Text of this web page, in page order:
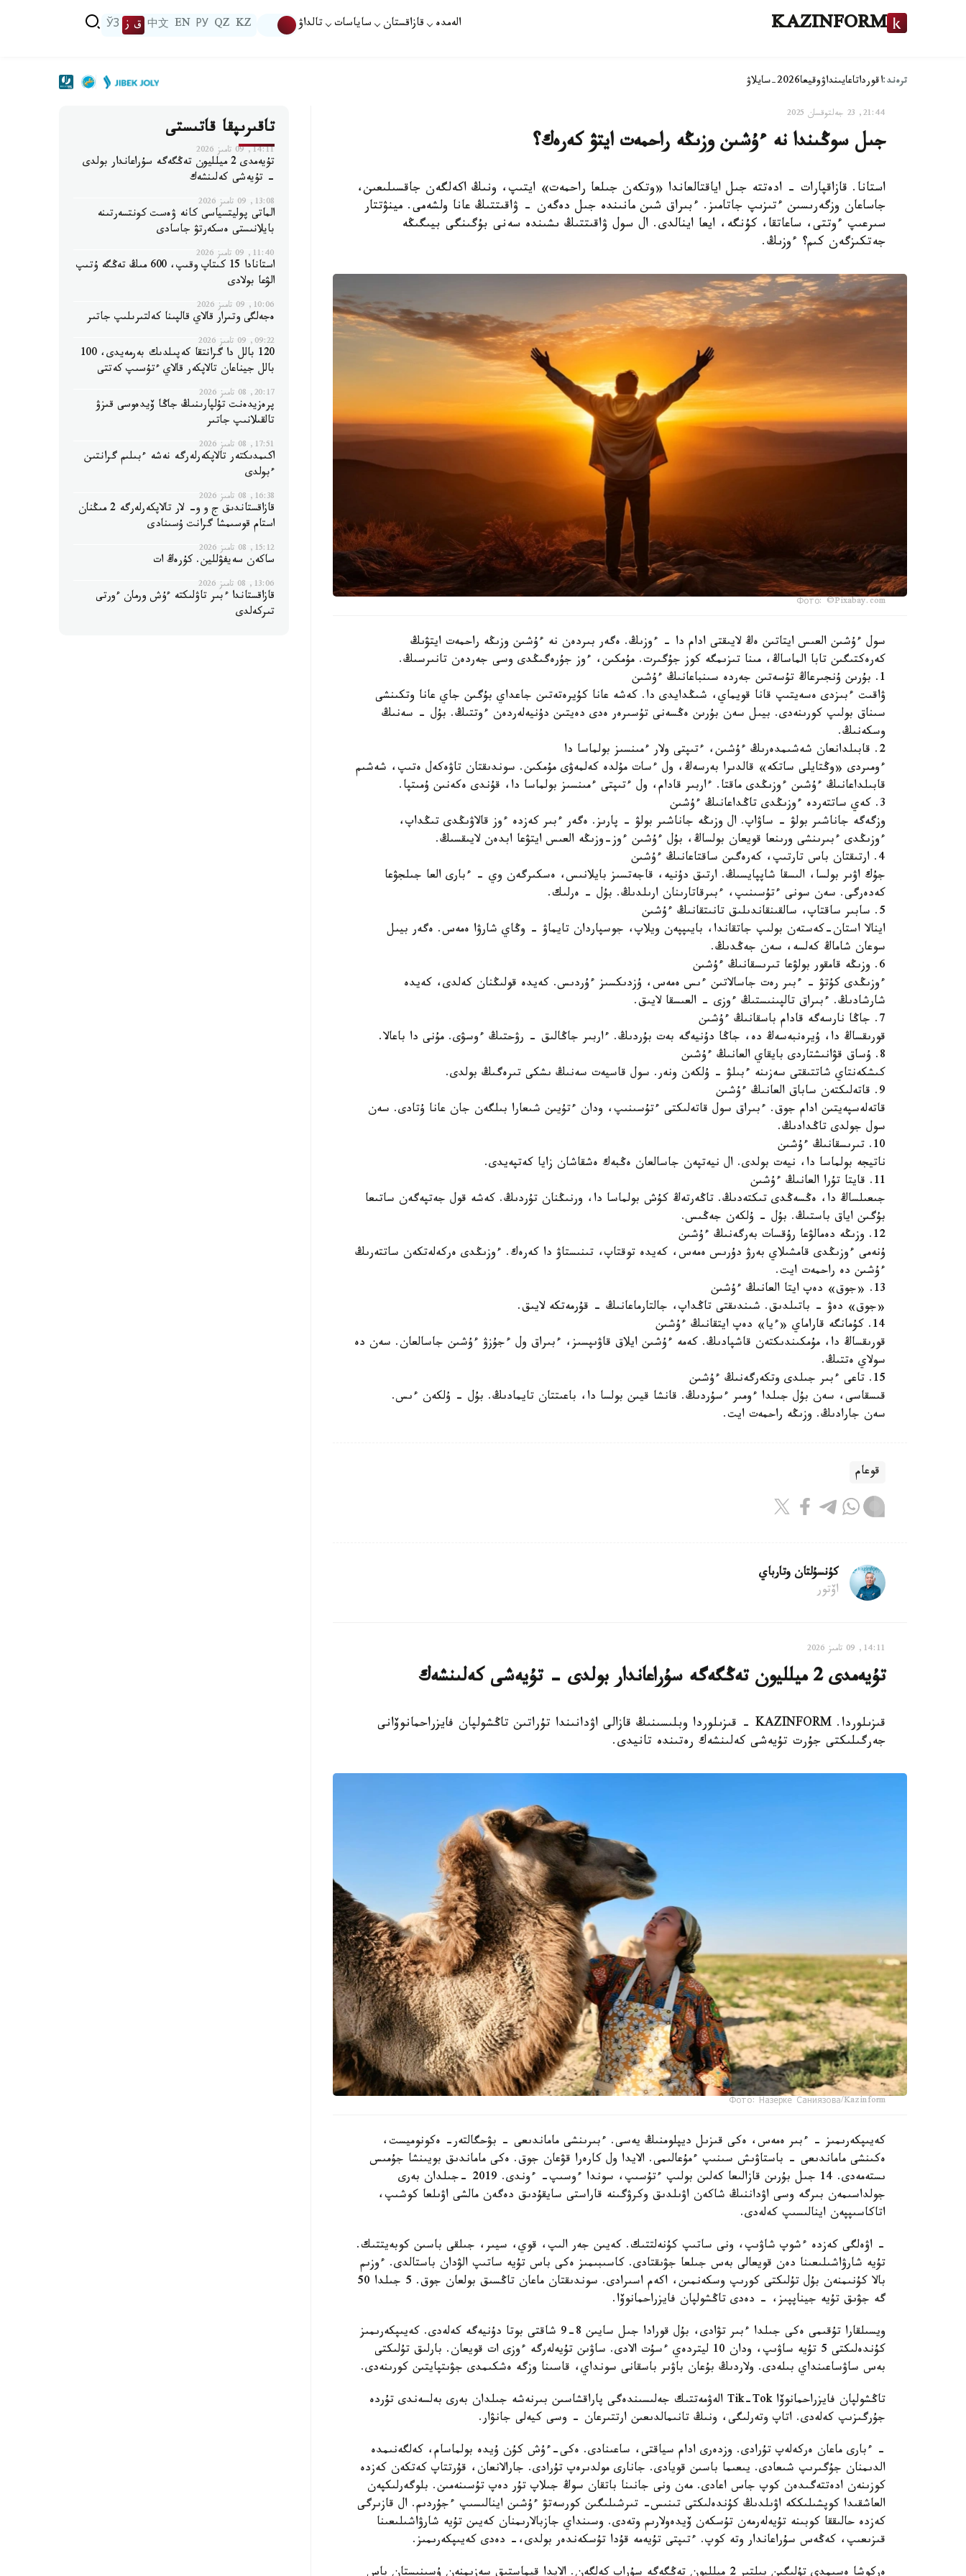
KAZINFORM الەمدە قازاقستان ساياسات تالداۋ KZ
QZ
РУ
EN
中文 ق ز ЎЗ
ترەند:اقورداتاعايىنداۋوقيعا2026-سايلاۋ
21:44, 23 جەلتوقسان 2025
جىل سوڭىندا نە ءۇشىن وزىڭە راحمەت ايتۋ كەرەك؟
استانا. قازاقپارات - ادەتتە جىل اياقتالعاندا «وتكەن جىلعا راحمەت» ايتىپ، ونىڭ اكەلگەن جاقسىلىعىن،
جاساعان وزگەرىسىن ءتىزىپ جاتامىز. ءبىراق شىن مانىندە جىل دەگەن - ۋاقىتتىڭ عانا ولشەمى. مينۋتتار
سىرعىپ ءوتتى، ساعاتقا، كۇنگە، ايعا اينالدى. ال سول ۋاقىتتىڭ ىشىندە سەنى بۇگىنگى بيىگىڭە
جەتكىزگەن كىم؟ ءوزىڭ.
Фото: ©Pixabay.com
سول ءۇشىن العىس ايتاتىن ەڭ لايىقتى ادام دا - ءوزىڭ. ەگەر بىردەن نە ءۇشىن وزىڭە راحمەت ايتۋىڭ
كەرەكتىگىن تابا الماساڭ، مىنا تىزىمگە كوز جۇگىرت. مۇمكىن، ءوز جۇرەگىڭدى وسى جەردەن تانىرسىڭ.
1. بۇرىن ۇنجىرعاڭ تۇسەتىن جەردە سىنباعانىڭ ءۇشىن
ۋاقىت ءبىزدى ەسەيتىپ قانا قويماي، شىڭدايدى دا. كەشە عانا كۇيرەتەتىن جاعداي بۇگىن جاي عانا وتكىنشى
سىناق بولىپ كورىنەدى. بيىل سەن بۇرىن ەڭسەنى تۇسىرەر ەدى دەيتىن دۇنيەلەردەن ءوتتىڭ. بۇل - سەنىڭ
وسكەنىڭ.
2. قابىلدانعان شەشىمدەرىڭ ءۇشىن، ءتىپتى ولار ءمىنسىز بولماسا دا
ءومىردى «وڭتايلى ساتكە» قالدىرا بەرسەڭ، ول ءسات مۇلدە كەلمەۋى مۇمكىن. سوندىقتان تاۋەكەل ەتىپ، شەشىم
قابىلداعانىڭ ءۇشىن ءوزىڭدى ماقتا. ءاربىر قادام، ول ءتىپتى ءمىنسىز بولماسا دا، قۇندى ەكەنىن ۇمىتپا.
3. كەي ساتتەردە ءوزىڭدى تاڭداعانىڭ ءۇشىن
وزگەگە جاناشىر بولۋ - ساۋاپ. ال وزىڭە جاناشىر بولۋ - پارىز. ەگەر ءبىر كەزدە ءوز قالاۋىڭدى تىڭداپ،
ءوزىڭدى ءبىرىنشى ورىنعا قويعان بولساڭ، بۇل ءۇشىن ءوز-وزىڭە العىس ايتۋعا ابدەن لايىقسىڭ.
4. ارتىقتان باس تارتىپ، كەرەگىن ساقتاعانىڭ ءۇشىن
جۇك اۋىر بولسا، الىسقا شاپپايسىڭ. ارتىق دۇنيە، قاجەتسىز بايلانىس، ەسكىرگەن وي - ءبارى العا جىلجۋعا
كەدەرگى. سەن سونى ءتۇسىنىپ، ءبىرقاتارىنان ارىلدىڭ. بۇل - ەرلىك.
5. سابىر ساقتاپ، سالقىنقاندىلىق تانىتقانىڭ ءۇشىن
اينالا استان-كەستەن بولىپ جاتقاندا، بايىپپەن ويلاپ، جوسپاردان تايماۋ - وڭاي شارۋا ەمەس. ەگەر بيىل
سوعان شاماڭ كەلسە، سەن جەڭدىڭ.
6. وزىڭە قامقور بولۋعا تىرىسقانىڭ ءۇشىن
ءوزىڭدى كۇتۋ - ءبىر رەت جاسالاتىن ءىس ەمەس، ۇزدىكسىز ءۇردىس. كەيدە قولىڭنان كەلدى، كەيدە
شارشادىڭ. ءبىراق تالپىنىستىڭ ءوزى - العىسقا لايىق.
7. جاڭا نارسەگە قادام باسقانىڭ ءۇشىن
قورىقساڭ دا، ۇيرەنبەسەڭ دە، جاڭا دۇنيەگە بەت بۇردىڭ. ءاربىر جاڭالىق - رۋحتىڭ ءوسۋى. مۇنى دا باعالا.
8. ۇساق قۋانىشتاردى بايقاي العانىڭ ءۇشىن
كىشكەنتاي شاتتىقتى سەزىنە ءبىلۋ - ۇلكەن ونەر. سول قاسيەت سەنىڭ ىشكى تىرەگىڭ بولدى.
9. قاتەلىكتەن ساباق العانىڭ ءۇشىن
قاتەلەسپەيتىن ادام جوق. ءبىراق سول قاتەلىكتى ءتۇسىنىپ، ودان ءتۇيىن شىعارا بىلگەن جان عانا ۇتادى. سەن
سول جولدى تاڭدادىڭ.
10. تىرىسقانىڭ ءۇشىن
ناتيجە بولماسا دا، نيەت بولدى. ال نيەتپەن جاسالعان ەڭبەك ەشقاشان زايا كەتپەيدى.
11. قايتا تۇرا العانىڭ ءۇشىن
جىعىلساڭ دا، ەڭسەڭدى تىكتەدىڭ. تاڭەرتەڭ كۇش بولماسا دا، ورنىڭنان تۇردىڭ. كەشە قول جەتپەگەن ساتىعا
بۇگىن اياق باستىڭ. بۇل - ۇلكەن جەڭىس.
12. وزىڭە دەمالۋعا رۇقسات بەرگەنىڭ ءۇشىن
ۇنەمى ءوزىڭدى قامشىلاي بەرۋ دۇرىس ەمەس، كەيدە توقتاپ، تىنىستاۋ دا كەرەك. ءوزىڭدى ەركەلەتكەن ساتتەرىڭ
ءۇشىن دە راحمەت ايت.
13. «جوق» دەپ ايتا العانىڭ ءۇشىن
«جوق» دەۋ - باتىلدىق. شىندىقتى تاڭداپ، جالتارماعانىڭ - قۇرمەتكە لايىق.
14. كۇمانگە قاراماي «ءيا» دەپ ايتقانىڭ ءۇشىن
قورىقساڭ دا، مۇمكىندىكتەن قاشپادىڭ. كەمە ءۇشىن ايلاق قاۋىپسىز، ءبىراق ول ءجۇزۋ ءۇشىن جاسالعان. سەن دە
سولاي ەتتىڭ.
15. تاعى ءبىر جىلدى وتكەرگەنىڭ ءۇشىن
قىسقاسى، سەن بۇل جىلدا ءومىر ءسۇردىڭ. قانشا قيىن بولسا دا، باعىتتان تايمادىڭ. بۇل - ۇلكەن ءىس.
سەن جارادىڭ. وزىڭە راحمەت ايت.
قوعام
كۇنسۇلتان وتارباي
اۆتور
14:11, 09 تامىز 2026
تۇيەمدى 2 ميلليون تەڭگەگە سۇراعاندار بولدى - تۇيەشى كەلىنشەك
قىزىلوردا. KAZINFORM - قىزىلوردا وبلىسىنىڭ قازالى اۋدانىندا تۇراتىن تاڭشولپان فايزراحمانوۆانى
جەرگىلىكتى جۇرت تۇيەشى كەلىنشەك رەتىندە تانيدى.
Фото: Назерке Саниязова/Kazinform
كەيىپكەرىمىز - ءبىر ەمەس، ەكى قىزىل ديپلومنىڭ يەسى. ءبىرىنشى ماماندىعى - بۋحگالتەر- ەكونوميست،
ەكىنشى ماماندىعى - باستاۋىش سىنىپ ءمۇعالىمى. الايدا ول كارەرا قۋعان جوق. ەكى ماماندىق بويىنشا جۇمىس
ىستەمەدى. 14 جىل بۇرىن قازالىعا كەلىن بولىپ ءتۇسىپ، سوندا ءوسىپ- ءوندى. 2019 -جىلدان بەرى
جولداسىمەن بىرگە وسى اۋداننىڭ شاكەن اۋىلدىق وكرۋگىنە قاراستى سايقۇدىق دەگەن مالشى اۋىلعا كوشىپ،
اتاكاسىپپەن اينالىسىپ كەلەدى.
- اۋەلگى كەزدە ءشوپ شاۋىپ، ونى ساتىپ كۇنەلتتىك. كەيىن جەر الىپ، قوي، سيىر، جىلقى باسىن كوبەيتتىك.
تۇيە شارۋاشىلىعىنا دەن قويعالى بەس جىلعا جۋىقتادى. كاسىبىمىز ەكى باس تۇيە ساتىپ الۋدان باستالدى. ءوزىم
بالا كۇنىمنەن بۇل تۇلىكتى كورىپ وسكەنمىن، اكەم اسىرادى. سوندىقتان ماعان تاڭسىق بولعان جوق. 5 جىلدا 50
گە جۋىق تۇيە جيناپپىز، - دەدى تاڭشولپان فايزراحمانوۆا.
ويسىلقارا تۇقىمى ەكى جىلدا ءبىر تۋادى، بۇل قورادا جىل سايىن 8-9 شاقتى بوتا دۇنيەگە كەلەدى. كەيىپكەرىمىز
كۇندەلىكتى 5 تۇيە ساۋىپ، ودان 10 ليتردەي ءسۇت الادى. ساۋىن تۇيەلەرگە ءوزى ات قويعان. بارلىق تۇلىكتى
بەس ساۋساعىنداي بىلەدى. ولاردىڭ بۇعان باۋىر باسقانى سونداي، قاسىنا وزگە ەشكىمدى جۋىتپايتىن كورىنەدى.
تاڭشولپان فايزراحمانوۆا Tik-Tok الەۋمەتتىك جەلىسىندەگى پاراقشاسىن بىرنەشە جىلدان بەرى بەلسەندى تۇردە
جۇرگىزىپ كەلەدى. اتاپ وتەرلىگى، ونىڭ تانىمالدىعىن ارتتىرعان - وسى كيەلى جانۋار.
- ءبارى ماعان ەركەلەپ تۇرادى. وزدەرى ادام سياقتى، ساعىنادى. ەكى-ءۇش كۇن ۇيدە بولماسام، كەلگەنىمدە
الدىمنان جۇگىرىپ شىعادى. يىعىما باسىن قويادى. جانارى مولدىرەپ تۇرادى. جارالانعان، قۇرتتاپ كەتكەن كەزدە
كوزىنەن ادەتتەگىدەن كوپ جاس اعادى. مەن ونى جانىنا باتقان سوڭ جىلاپ تۇر دەپ تۇسىنەمىن. بلوگەرلىكپەن
العاشقىدا كوپشىلىككە اۋىلدىڭ كۇندەلىكتى تىنىس- تىرشىلىگىن كورسەتۋ ءۇشىن اينالىسىپ ءجۇردىم. ال قازىرگى
كەزدە حالىققا كوبىنە تۇيەلەرمەن تۇسكەن ۆيدەولارىم وتەدى. وسىنداي جازبالارىمنان كەيىن تۇيە شارۋاشىلىعىنا
قىزىعىپ، كەڭەس سۇراعاندار وتە كوپ. ءتىپتى تۇيەمە قۇدا تۇسكەندەر بولدى،- دەدى كەيىپكەرىمىز.
تاقىرىپقا قاتىستى
14:11, 09 تامىز 2026
تۇيەمدى 2 ميلليون تەڭگەگە سۇراعاندار بولدى
- تۇيەشى كەلىنشەك
13:08, 09 تامىز 2026
الماتى پوليتسياسى كانە ۋەست كونتسەرتىنە
بايلانىستى ەسكەرتۋ جاسادى
11:40, 09 تامىز 2026
استانادا 15 كىتاپ وقىپ، 600 مىڭ تەڭگە ۇتىپ
الۋعا بولادى
10:06, 09 تامىز 2026
ەجەلگى وتىرار قالاي قالپىنا كەلتىرىلىپ جاتىر
09:22, 09 تامىز 2026
120 بالل دا گرانتقا كەپىلدىك بەرمەيدى، 100
بالل جيناعان تالاپكەر قالاي ءتۇسىپ كەتتى
20:17, 08 تامىز 2026
پرەزيدەنت تۇلپارىنىڭ جاڭا ۆيدەوسى قىزۋ
تالقىلانىپ جاتىر
17:51, 08 تامىز 2026
اكىمدىكتەر تالاپكەرلەرگە نەشە ءبىلىم گرانتىن
ءبولدى
16:38, 08 تامىز 2026
قازاقستاندىق ج و و- لار تالاپكەرلەرگە 2 مىڭنان
استام قوسىمشا گرانت ۇسىنادى
15:12, 08 تامىز 2026
ساكەن سەيفۋللين. كۇرەڭ ات
13:06, 08 تامىز 2026
قازاقستاندا ءبىر تاۋلىكتە ءۇش ورمان ءورتى
تىركەلدى